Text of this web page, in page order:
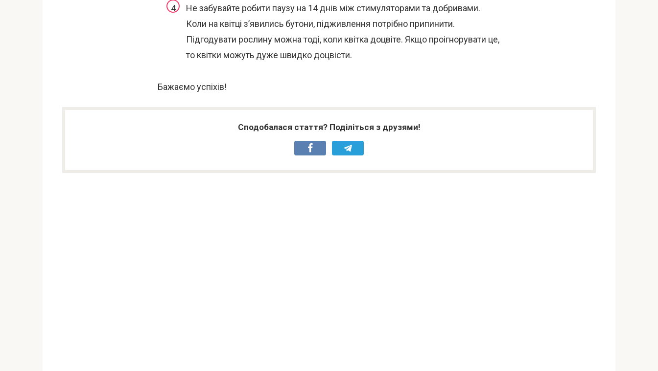
Не забувайте робити паузу на 14 днів між стимуляторами та добривами.
Коли на квітці з’явились бутони, підживлення потрібно припинити.
Підгодувати рослину можна тоді, коли квітка доцвіте. Якщо проігнорувати це,
то квітки можуть дуже швидко доцвісти.
Бажаємо успіхів!
Сподобалася стаття? Поділіться з друзями!